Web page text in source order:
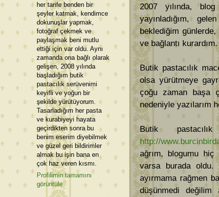
2007 yılında,
yayınladığım,
beklediğim
ve bağlantı kurardım.
Butik pastacılık
olsa yürütmeye
çoğu zaman başa
nedeniyle yazılarım
Butik
http://
ağrım, blogumu hiç
varsa burada
ayırmama rağmen
düşünmedi
her tarife benden bir
şeyler katmak, kendimce
dokunuşlar yapmak,
fotoğraf çekmek ve
paylaşmak beni mutlu
ettiği için var oldu. Aynı
zamanda ona bağlı olarak
gelişen, 2008 yılında
başladığım butik
pastacılık serüvenimi
keyifli ve yoğun bir
şekilde yürütüyorum.
Tasarladığım her pasta
ve kurabiyeyi hayata
geçirdikten sonra bu
benim eserim diyebilmek
ve güzel geri bildirimler
almak bu işin bana en
çok haz veren kısmı.
Profilimin tamamını
görüntüle